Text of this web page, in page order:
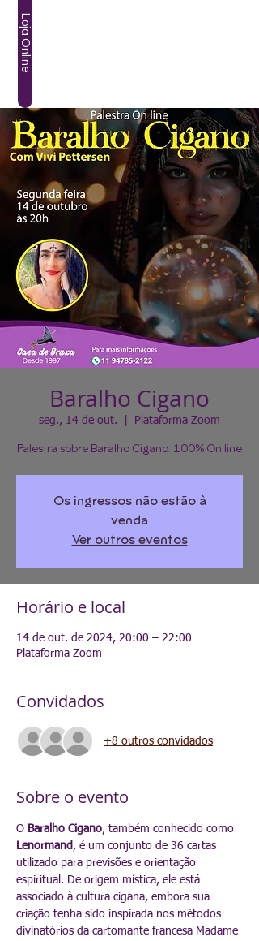
Loja Online
Baralho Cigano
seg., 14 de out. Plataforma Zoom
Palestra sobre Baralho Cigano. 100% On line
Os ingressos não estão à
venda
Ver outros eventos
Horário e local
14 de out. de 2024, 20:00 – 22:00
Plataforma Zoom
Convidados
+8 outros convidados
Sobre o evento
O Baralho Cigano, também conhecido como
Lenormand , é um conjunto de 36 cartas
utilizado para previsões e orientação
espiritual. De origem mística, ele está
associado à cultura cigana, embora sua
criação tenha sido inspirada nos métodos
divinatórios da cartomante francesa Madame